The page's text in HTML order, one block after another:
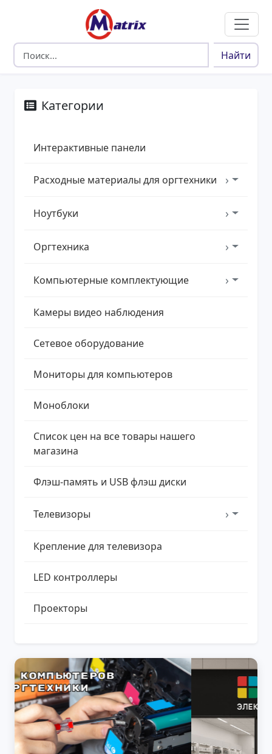
Найти
Категории
Интерактивные панели
Расходные материалы для оргтехники ›
Ноутбуки ›
Оргтехника ›
Компьютерные комплектующие ›
Камеры видео наблюдения
Сетевое оборудование
Мониторы для компьютеров
Моноблоки
Список цен на все товары нашего
магазина
Флэш-память и USB флэш диски
Телевизоры ›
Крепление для телевизора
LED контроллеры
Проекторы